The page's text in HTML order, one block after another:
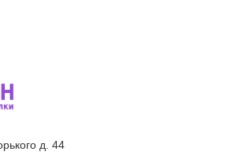
д. 44